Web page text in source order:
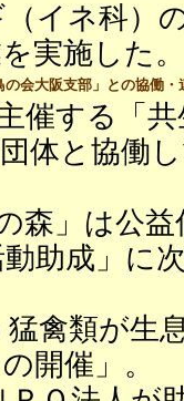
イネ科）
実施した。
会大阪支部」との協働・
催する「
体と協働
森」は公
助成」に
猛禽類が生
開催」。